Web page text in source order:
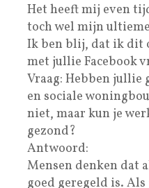
Het heeft mij even
toch wel mijn
Ik ben blij, dat ik dit
met jullie Facebook
Vraag: Hebben jullie
en sociale
niet, maar kun je
gezond?
Antwoord:
Mensen denken dat
goed geregeld is.